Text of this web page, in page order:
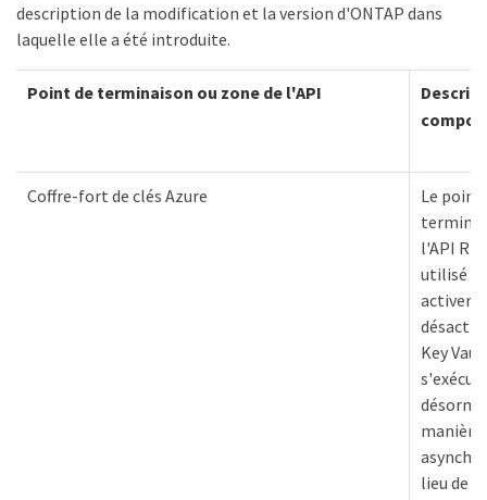
description de la modification et la version d'ONTAP dans
laquelle elle a été introduite.
Point de terminaison ou zone de l'API
Coffre-fort de clés Azure
Le point
l'API
utilisé
activer
Key
manière
lieu de